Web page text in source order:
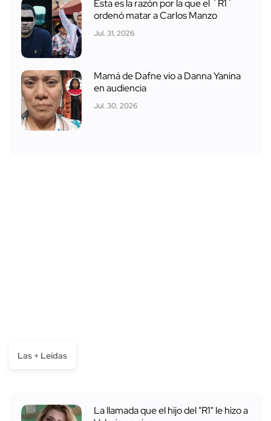
Esta es la razón por la que el ´R1´
ordenó matar a Carlos Manzo
Jul. 31, 2026
Mamá de Dafne vio a Danna Yanina
en audiencia
Jul. 30, 2026
Las + Leídas
La llamada que el hijo del "R1" le hizo a